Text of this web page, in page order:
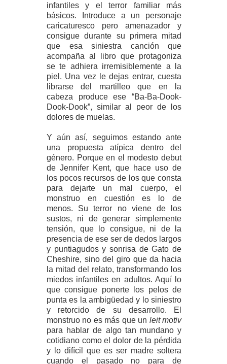
infantiles y el terror familiar más
básicos. Introduce a un personaje
caricaturesco pero amenazador y
consigue durante su primera mitad
que esa siniestra canción que
acompaña al libro que protagoniza
se te adhiera irremisiblemente a la
piel. Una vez le dejas entrar, cuesta
librarse del martilleo que en la
cabeza produce ese “Ba-Ba-Dook-
Dook-Dook”, similar al peor de los
dolores de muelas.
Y aún así, seguimos estando ante
una propuesta atípica dentro del
género. Porque en el modesto debut
de Jennifer Kent, que hace uso de
los pocos recursos de los que consta
para dejarte un mal cuerpo, el
monstruo en cuestión es lo de
menos. Su terror no viene de los
sustos, ni de generar simplemente
tensión, que lo consigue, ni de la
presencia de ese ser de dedos largos
y puntiagudos y sonrisa de Gato de
Cheshire, sino del giro que da hacia
la mitad del relato, transformando los
miedos infantiles en adultos. Aquí lo
que consigue ponerte los pelos de
punta es la ambigüedad y lo siniestro
y retorcido de su desarrollo. El
monstruo no es más que un leit motiv
para hablar de algo tan mundano y
cotidiano como el dolor de la pérdida
y lo difícil que es ser madre soltera
cuando el pasado no para de